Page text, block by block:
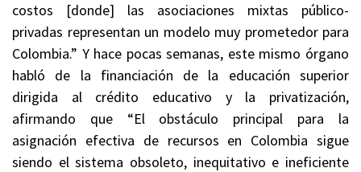
costos [donde] las asociaciones mixtas público-
privadas representan un modelo muy prometedor para
Colombia.” Y hace pocas semanas, este mismo órgano
habló de la financiación de la educación superior
dirigida al crédito educativo y la privatización,
afirmando que “El obstáculo principal para la
asignación efectiva de recursos en Colombia sigue
siendo el sistema obsoleto, inequitativo e ineficiente